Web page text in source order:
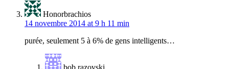
Honorbrachios
14 novembre 2014 at 9 h 11 min
purée, seulement 5 à 6% de gens intelligents…